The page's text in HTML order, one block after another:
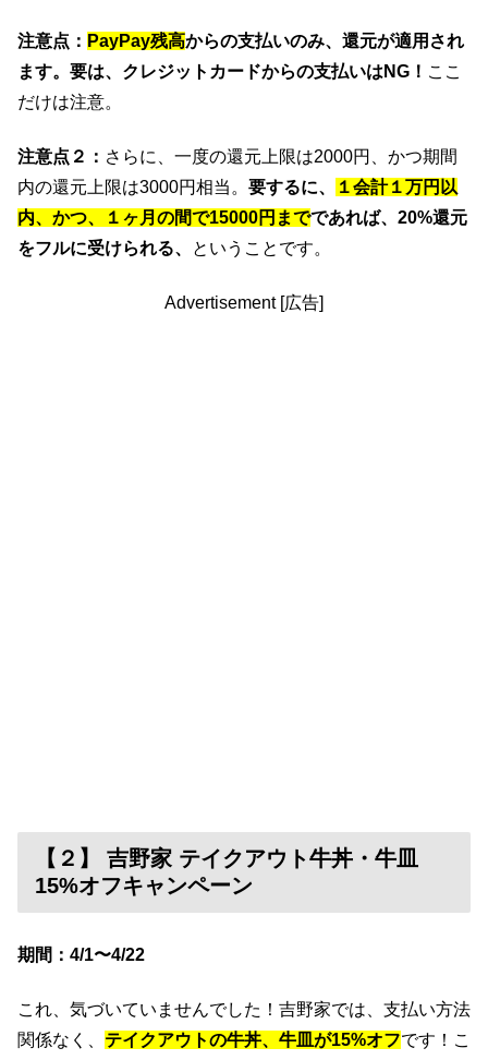
注意点： PayPay残高からの支払いのみ、還元が適用され
ます。要は、クレジットカードからの支払いはNG！ ここ
だけは注意。
注意点２： さらに、一度の還元上限は2000円、かつ期間
内の還元上限は3000円相当。 要するに、
１会計１万円以
内、かつ、１ヶ月の間で15000円までであれば、20%還元
をフルに受けられる、
ということです。
Advertisement [広告]
【２】 吉野家 テイクアウト牛丼・牛皿
15%オフキャンペーン
期間：4/1〜4/22
これ、気づいていませんでした！吉野家では、支払い方法
関係なく、 テイクアウトの牛丼、牛皿が15%オフです！こ